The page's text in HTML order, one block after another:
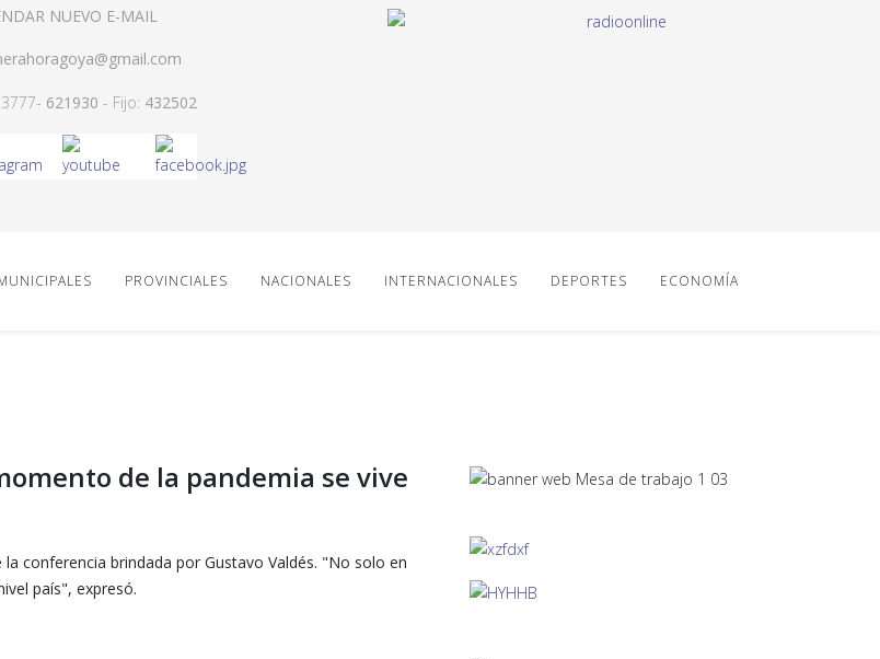
NUEVO E-MAIL
621930 - Fijo: 432502
PROVINCIALES NACIONALES INTERNACIONALES DEPORTES ECONOMÍA
de la pandemia se vive
conferencia brindada por Gustavo Valdés. "No solo en
país", expresó.